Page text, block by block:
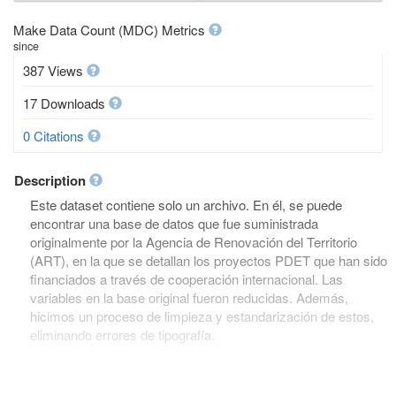
Make Data Count (MDC) Metrics
since
387 Views
17 Downloads
0 Citations
Description
Este dataset contiene solo un archivo. En él, se puede
encontrar una base de datos que fue suministrada
originalmente por la Agencia de Renovación del Territorio
(ART), en la que se detallan los proyectos PDET que han sido
financiados a través de cooperación internacional. Las
variables en la base original fueron reducidas. Además,
hicimos un proceso de limpieza y estandarización de estos,
eliminando errores de tipografía.